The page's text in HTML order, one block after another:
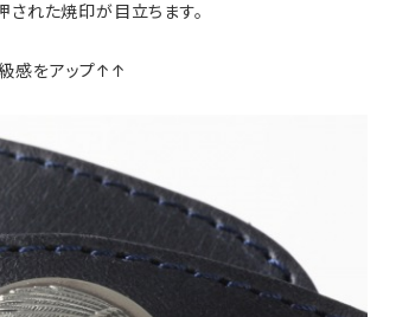
された焼印が目立ちます。
感をアップ↑↑